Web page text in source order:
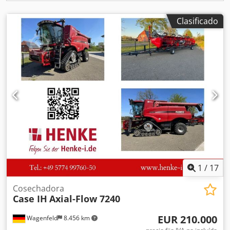
Clasificado
1 / 17
Wagenfeld 8.456 km
Cosechadora
Case IH Axial-Flow 7240
EUR 210.000